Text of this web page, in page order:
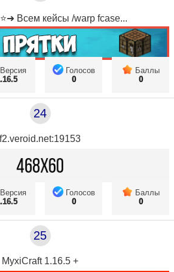
Всем кейсы /warp fcase...
Версия
Голосов
0
Баллы
0
24
f2.veroid.net:19153
Версия
Голосов
0
Баллы
0
25
MyxiCraft 1.16.5 +